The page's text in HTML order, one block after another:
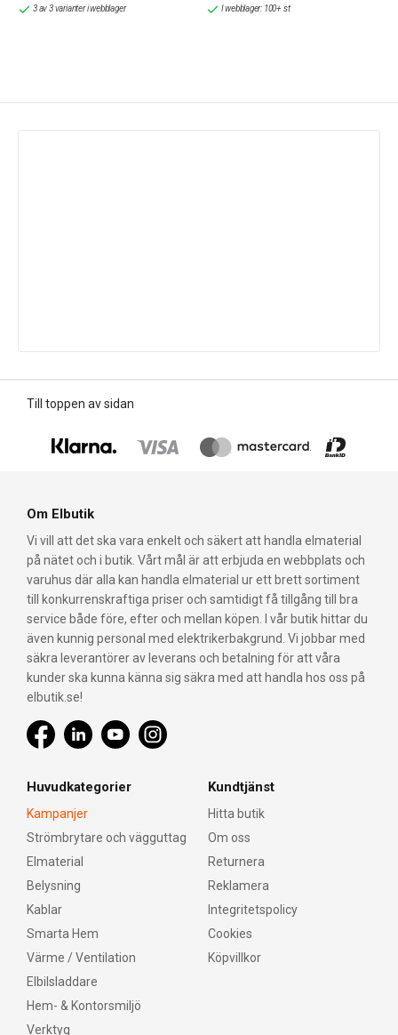
3 av 3 varianter i webblager I webblager: 100+ st
Till toppen av sidan
Om Elbutik
Vi vill att det ska vara enkelt och säkert att handla elmaterial
på nätet och i butik. Vårt mål är att erbjuda en webbplats och
varuhus där alla kan handla elmaterial ur ett brett sortiment
till konkurrenskraftiga priser och samtidigt få tillgång till bra
service både före, efter och mellan köpen. I vår butik hittar du
även kunnig personal med elektrikerbakgrund. Vi jobbar med
säkra leverantörer av leverans och betalning för att våra
kunder ska kunna känna sig säkra med att handla hos oss på
elbutik.se!
Huvudkategorier
Kampanjer
Strömbrytare och vägguttag
Elmaterial
Belysning
Kablar
Smarta Hem
Värme / Ventilation
Elbilsladdare
Hem- & Kontorsmiljö
Verktyg
Kundtjänst
Hitta butik
Om oss
Returnera
Reklamera
Integritetspolicy
Cookies
Köpvillkor